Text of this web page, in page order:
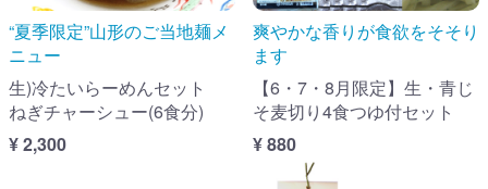
“夏季限定”山形のご当地麺メ
ニュー
生)冷たいらーめんセット
ねぎチャーシュー(6食分)
¥ 2,300
爽やかな香りが食欲をそそり
ます
【6・7・8月限定】生・青じ
そ麦切り4食つゆ付セット
¥ 880